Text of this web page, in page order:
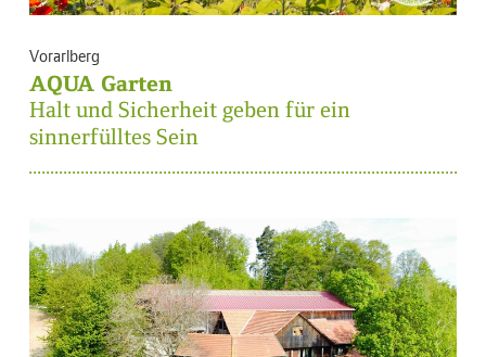
Vorarlberg
AQUA Garten
Halt und Sicherheit geben für ein
sinnerfülltes Sein